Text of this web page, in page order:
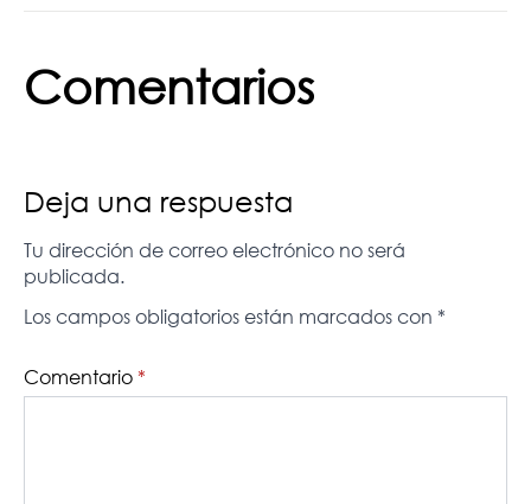
Comentarios
Deja una respuesta
Tu dirección de correo electrónico no será
publicada.
Los campos obligatorios están marcados con *
Comentario *